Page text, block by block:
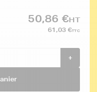
50,86 €HT
61,03 €TTC
+